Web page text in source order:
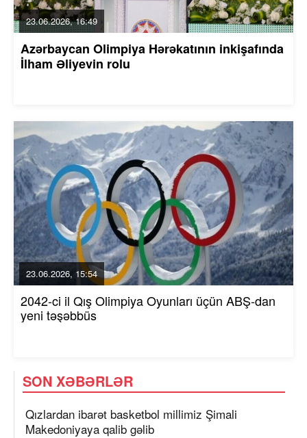
23.06.2026, 16:49
Azərbaycan Olimpiya Hərəkatının inkişafında
İlham Əliyevin rolu
23.06.2026, 15:54
2042-ci il Qış Olimpiya Oyunları üçün ABŞ-dan
yeni təşəbbüs
SON XƏBƏRLƏR
Qızlardan ibarət basketbol millimiz Şimali
Makedoniyaya qalib gəlib